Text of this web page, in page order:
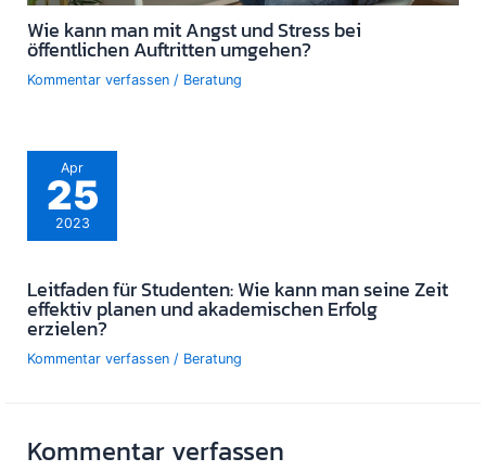
Wie kann man mit Angst und Stress bei
öffentlichen Auftritten umgehen?
Kommentar verfassen / Beratung
Apr
25
2023
Leitfaden für Studenten: Wie kann man seine Zeit
effektiv planen und akademischen Erfolg
erzielen?
Kommentar verfassen / Beratung
Kommentar verfassen